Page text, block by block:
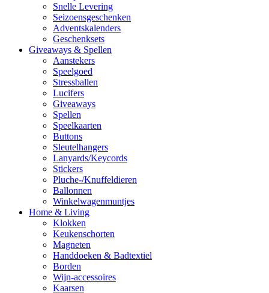
Snelle Levering
Seizoensgeschenken
Adventskalenders
Geschenksets
Giveaways & Spellen
Aanstekers
Speelgoed
Stressballen
Lucifers
Giveaways
Spellen
Speelkaarten
Buttons
Sleutelhangers
Lanyards/Keycords
Stickers
Pluche-/Knuffeldieren
Ballonnen
Winkelwagenmuntjes
Home & Living
Klokken
Keukenschorten
Magneten
Handdoeken & Badtextiel
Borden
Wijn-accessoires
Kaarsen